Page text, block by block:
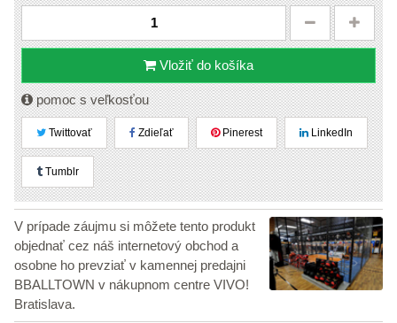
Vložiť do košíka
pomoc s veľkosťou
Twittovať Zdieľať Pinerest LinkedIn
Tumblr
V prípade záujmu si môžete tento produkt
objednať cez náš internetový obchod a
osobne ho prevziať v kamennej predajni
BBALLTOWN v nákupnom centre VIVO!
Bratislava.